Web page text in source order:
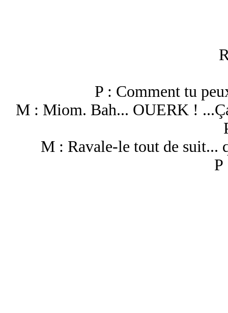
P : Comment tu
M : Miom. Bah... OUERK !
M : Ravale-le tout de suit...